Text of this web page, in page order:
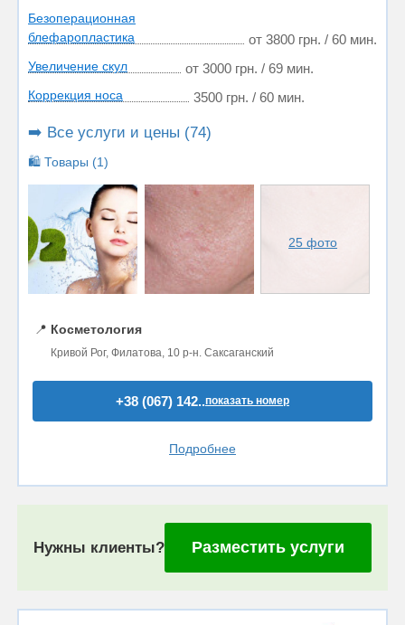
Безоперационная
блефаропластика
от 3800 грн. / 60 мин.
Увеличение скул от 3000 грн. / 69 мин.
Коррекция носа 3500 грн. / 60 мин.
➡️ Все услуги и цены (74)
🛍️ Товары (1)
25 фото
📍 Косметология
Кривой Рог, Филатова, 10 р-н. Саксаганский
+38 (067) 142..показать номер
Подробнее
Нужны клиенты? Разместить услуги